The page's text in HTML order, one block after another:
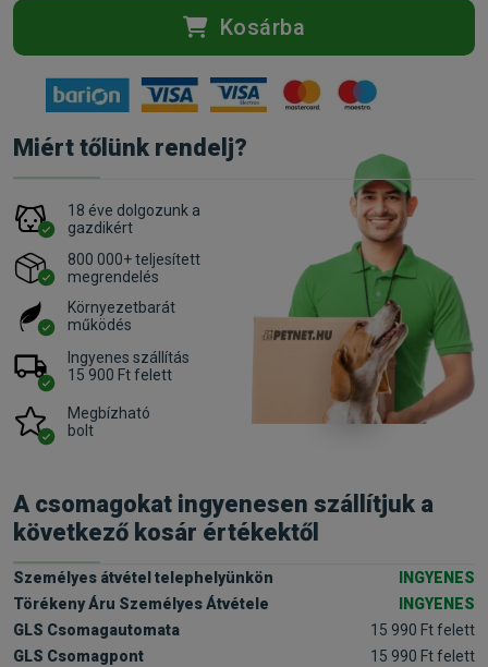
Kosárba
Miért tőlünk rendelj?
18 éve dolgozunk a
gazdikért
800 000+ teljesített
megrendelés
Környezetbarát
működés
Ingyenes szállítás
15 900 Ft felett
Megbízható
bolt
A csomagokat ingyenesen szállítjuk a
következő kosár értékektől
Személyes átvétel telephelyünkön
INGYENES
Törékeny Áru Személyes Átvétele
INGYENES
GLS Csomagautomata
15 990 Ft felett
GLS Csomagpont
15 990 Ft felett